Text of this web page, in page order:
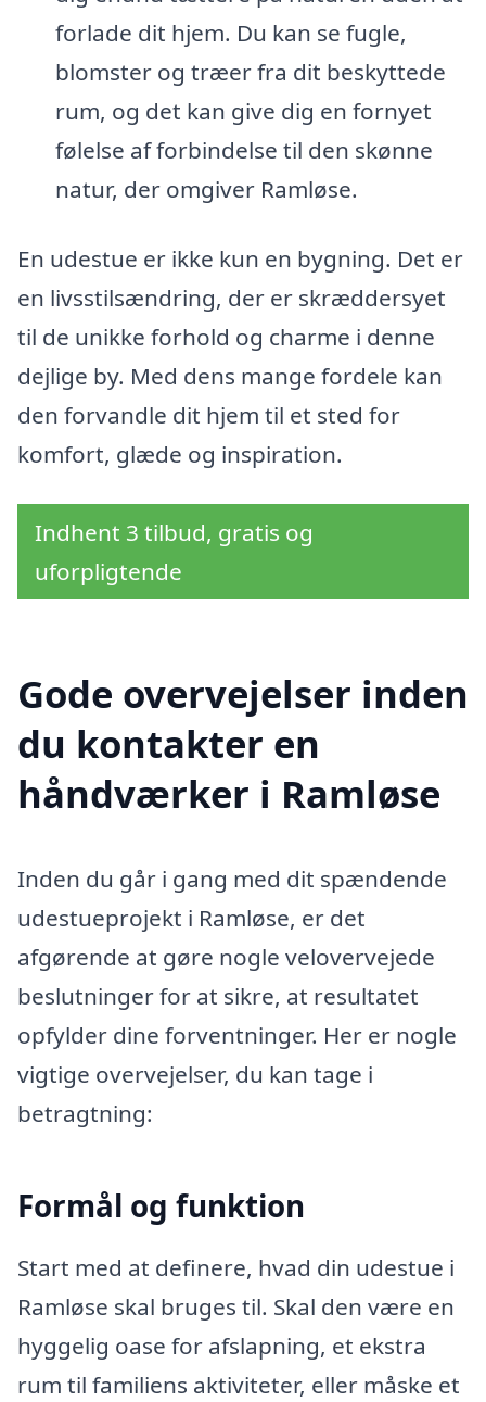
forlade dit hjem. Du kan se fugle,
blomster og træer fra dit beskyttede
rum, og det kan give dig en fornyet
følelse af forbindelse til den skønne
natur, der omgiver Ramløse.
En udestue er ikke kun en bygning. Det er
en livsstilsændring, der er skræddersyet
til de unikke forhold og charme i denne
dejlige by. Med dens mange fordele kan
den forvandle dit hjem til et sted for
komfort, glæde og inspiration.
Indhent 3 tilbud, gratis og
uforpligtende
Gode overvejelser inden
du kontakter en
håndværker i Ramløse
Inden du går i gang med dit spændende
udestueprojekt i Ramløse, er det
afgørende at gøre nogle velovervejede
beslutninger for at sikre, at resultatet
opfylder dine forventninger. Her er nogle
vigtige overvejelser, du kan tage i
betragtning:
Formål og funktion
Start med at definere, hvad din udestue i
Ramløse skal bruges til. Skal den være en
hyggelig oase for afslapning, et ekstra
rum til familiens aktiviteter, eller måske et